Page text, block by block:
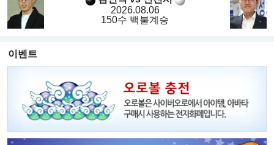
2026.08.06
150수 백불계승
이벤트